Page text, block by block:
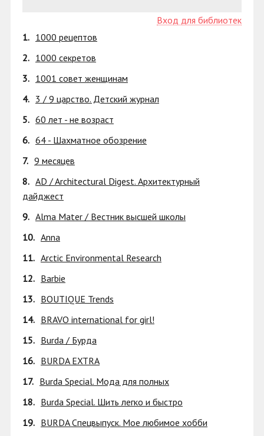
Вход для библиотек
1. 1000 рецептов
2. 1000 секретов
3. 1001 совет женщинам
4. 3 / 9 царство. Детский журнал
5. 60 лет - не возраст
6. 64 - Шахматное обозрение
7. 9 месяцев
8. AD / Architectural Digest. Архитектурный
дайджест
9. Alma Mater / Вестник высшей школы
10. Anna
11. Arctic Environmental Research
12. Barbie
13. BOUTIQUE Trends
14. BRAVO international for girl!
15. Burda / Бурда
16. BURDA EXTRA
17. Burda Special. Мода для полных
18. Burda Special. Шить легко и быстро
19. BURDA Спецвыпуск. Мое любимое хобби